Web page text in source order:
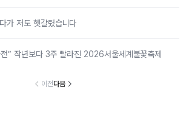
가 저도 헷갈렸습니다
전” 작년보다 3주 빨라진 2026서울세계불꽃축제
이전다음